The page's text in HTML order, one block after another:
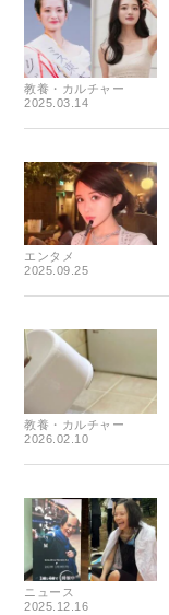
教養・カルチャー
2025.03.14
エンタメ
2025.09.25
教養・カルチャー
2026.02.10
ニュース
2025.12.16